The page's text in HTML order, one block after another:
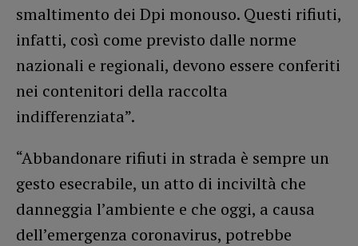
smaltimento dei Dpi monouso. Questi rifiuti,
infatti, così come previsto dalle norme
nazionali e regionali, devono essere conferiti
nei contenitori della raccolta
indifferenziata”.
“Abbandonare rifiuti in strada è sempre un
gesto esecrabile, un atto di inciviltà che
danneggia l’ambiente e che oggi, a causa
dell’emergenza coronavirus, potrebbe